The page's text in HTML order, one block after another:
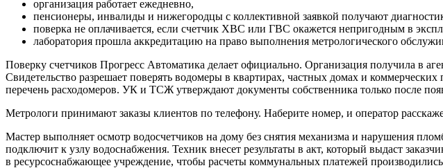
организация работает ежедневно,
пенсионеры, инвалиды и нижегородцы с коллективной заявкой получают
поверка не оплачивается, если счетчик ХВС или ГВС окажется непригодным в
лаборатория прошла аккредитацию на право выполнения метрологического
Поверку счетчиков Прогресс Автоматика делает официально. Организация получила в
Свидетельство разрешает поверять водомеры в квартирах, частных домах и
перечень расходомеров. УК и ТСЖ утверждают документы собственника только после
Метрологи принимают заказы клиентов по телефону. Наберите номер, и оператор
Мастер выполняет осмотр водосчетчиков на дому без снятия механизма и нарушения
подключит к узлу водоснабжения. Техник внесет результаты в акт, который выдаст
в ресурсоснабжающее учреждение, чтобы расчеты коммунальных платежей производились